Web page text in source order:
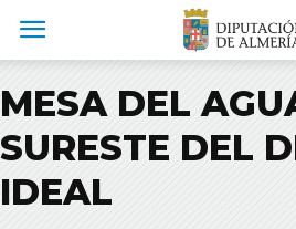
MESA DEL
SURESTE DEL
IDEAL